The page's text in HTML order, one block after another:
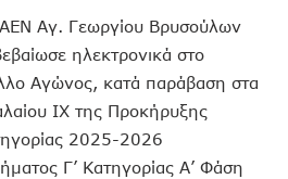
Αγ. Γεωργίου Βρυσούλων
ηλεκτρονικά στο
Αγώνος, κατά παράβαση στα
ΙΧ της Προκήρυξης
2025-2026
Γ’ Κατηγορίας Α’ Φάση